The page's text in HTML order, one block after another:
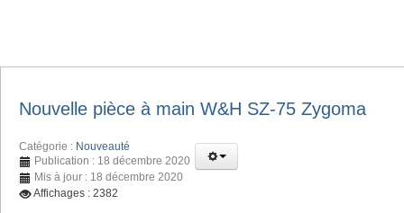
Nouvelle pièce à main W&H SZ-75 Zygoma
Catégorie : Nouveauté
Publication : 18 décembre 2020
Mis à jour : 18 décembre 2020
Affichages : 2382